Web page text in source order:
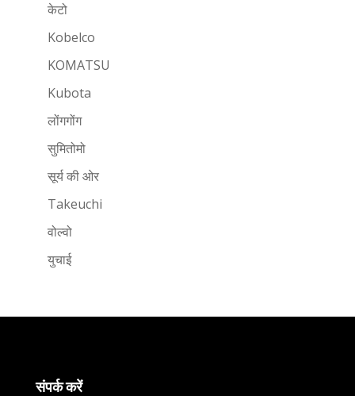
केटो
Kobelco
KOMATSU
Kubota
लोंगगोंग
सुमितोमो
सूर्य की ओर
Takeuchi
वोल्वो
युचाई
संपर्क करें